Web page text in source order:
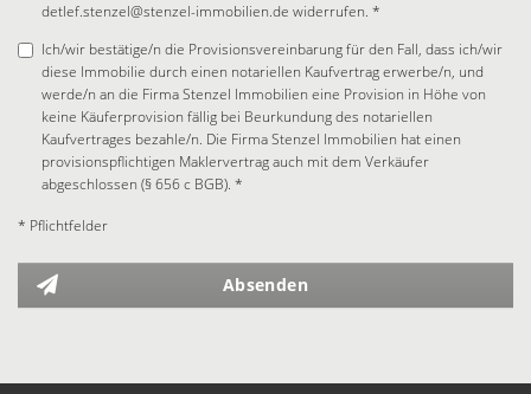
detlef.stenzel@stenzel-immobilien.de widerrufen. *
Ich/wir bestätige/n die Provisionsvereinbarung für den Fall, dass ich/wir
diese Immobilie durch einen notariellen Kaufvertrag erwerbe/n, und
werde/n an die Firma Stenzel Immobilien eine Provision in Höhe von
keine Käuferprovision fällig bei Beurkundung des notariellen
Kaufvertrages bezahle/n. Die Firma Stenzel Immobilien hat einen
provisionspflichtigen Maklervertrag auch mit dem Verkäufer
abgeschlossen (§ 656 c BGB). *
* Pflichtfelder
Absenden